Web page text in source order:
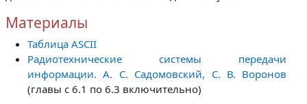
Материалы
Таблица ASCII
Радиотехнические системы передачи
информации. А. С. Садомовский, С. В. Воронов
(главы с 6.1 по 6.3 включительно)